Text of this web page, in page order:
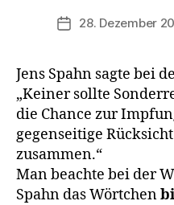
28. Dezember
Jens Spahn sagte bei
„Keiner sollte
die Chance zur
gegenseitige
zusammen.“
Man beachte bei der
Spahn das Wörtchen